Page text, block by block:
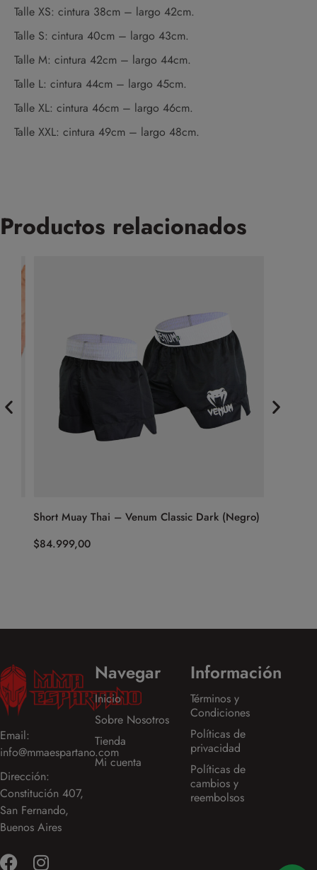
Talle XS: cintura 38cm – largo 42cm.
Talle S: cintura 40cm – largo 43cm.
Talle M: cintura 42cm – largo 44cm.
Talle L: cintura 44cm – largo 45cm.
Talle XL: cintura 46cm – largo 46cm.
Talle XXL: cintura 49cm – largo 48cm.
Productos relacionados
Short Muay Thai – Venum Classic Dark (Negro)
84.999,00
Email:
info@mmaespartano.com
Dirección:
Constitución 407,
San Fernando,
Buenos Aires
Navegar
Inicio
Sobre Nosotros
Tienda
Mi cuenta
Información
Términos y
Condiciones
Políticas de
privacidad
Políticas de
cambios y
reembolsos